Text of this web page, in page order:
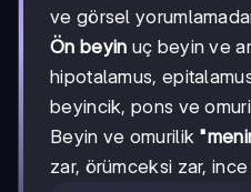
ve görsel
Ön beyin uç beyin ve
hipotalamus,
beyincik, pons ve
Beyin ve omurilik
zar, örümceksi zar,